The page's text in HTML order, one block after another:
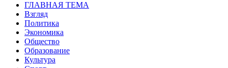
ГЛАВНАЯ ТЕМА
Взгляд
Политика
Экономика
Общество
Образование
Культура